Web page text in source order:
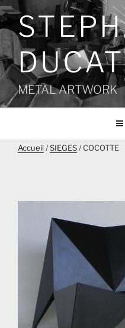
Aller
au
contenu
principal
METAL ARTWORK
Accueil /SIEGES/ COCOTTE